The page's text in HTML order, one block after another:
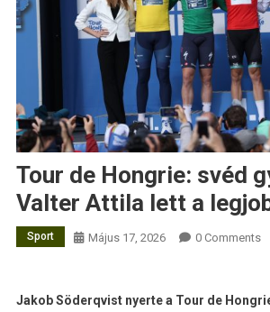
Tour de Hongrie: svéd
Valter Attila lett a
Sport Május 17, 2026 0 Comments
Jakob Söderqvist nyerte a Tour de